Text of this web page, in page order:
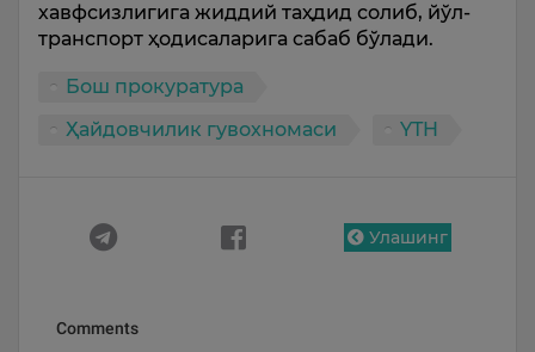
хавфсизлигига жиддий таҳдид солиб, йўл-
транспорт ҳодисаларига сабаб бўлади.
Бош прокуратура
Ҳайдовчилик гувохномаси
YTH
Улашинг